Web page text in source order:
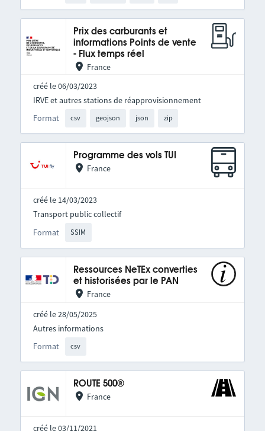
Prix des carburants et
informations Points de vente
- Flux temps réel
France
créé le 06/03/2023
Format csv geojson json zip
IRVE et autres stations de réapprovisionnement
Programme des vols TUI
France
créé le 14/03/2023
Format SSIM
Transport public collectif
Ressources NeTEx converties
et historisées par le PAN
France
créé le 28/05/2025
Format csv
Autres informations
ROUTE 500®
France
créé le 03/11/2021